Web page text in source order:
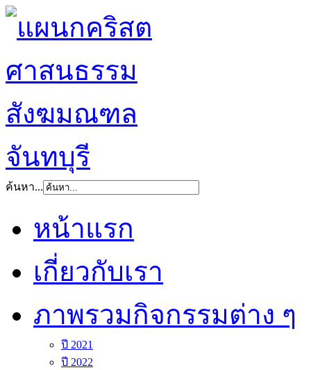
ค้นหา...
หน้าแรก
เกี่ยวกับเรา
ภาพรวมกิจกรรมต่าง ๆ
ปี 2021
ปี 2022